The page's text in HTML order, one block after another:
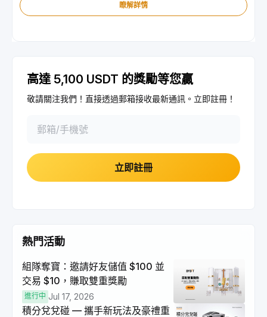
瞭解詳情
高達 5,100 USDT 的獎勵等您贏
敬請關注我們！直接透過郵箱接收最新通訊。立即註冊！
立即註冊
熱門活動
組隊奪寶：邀請好友儲值 $100 並
交易 $10，賺取雙重獎勵
進行中 Jul 17, 2026
積分兌兌碰 — 攜手新玩法及豪禮重